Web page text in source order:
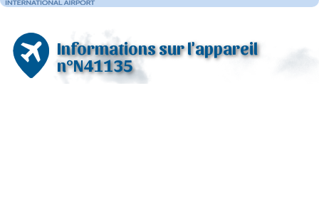
Informations sur l'appareil
n°N41135